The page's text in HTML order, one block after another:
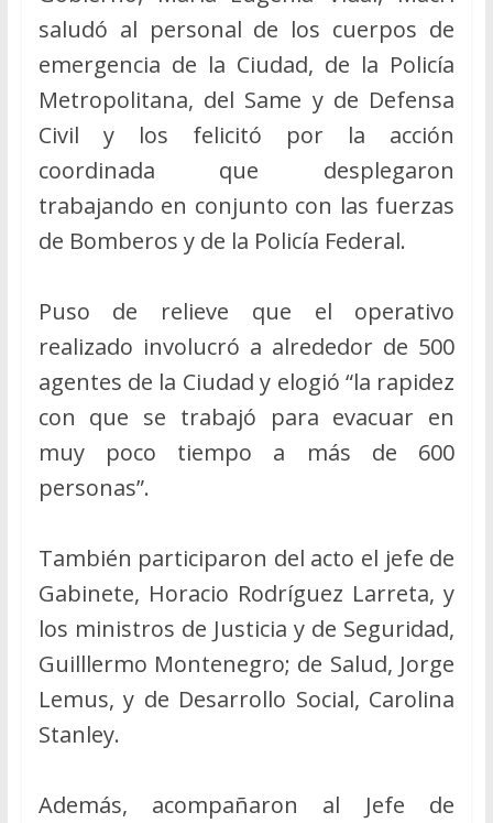
saludó al personal de los cuerpos de
emergencia de la Ciudad, de la Policía
Metropolitana, del Same y de Defensa
Civil y los felicitó por la acción
coordinada que desplegaron
trabajando en conjunto con las fuerzas
de Bomberos y de la Policía Federal.
Puso de relieve que el operativo
realizado involucró a alrededor de 500
agentes de la Ciudad y elogió “la rapidez
con que se trabajó para evacuar en
muy poco tiempo a más de 600
personas”.
También participaron del acto el jefe de
Gabinete, Horacio Rodríguez Larreta, y
los ministros de Justicia y de Seguridad,
Guilllermo Montenegro; de Salud, Jorge
Lemus, y de Desarrollo Social, Carolina
Stanley.
Además, acompañaron al Jefe de